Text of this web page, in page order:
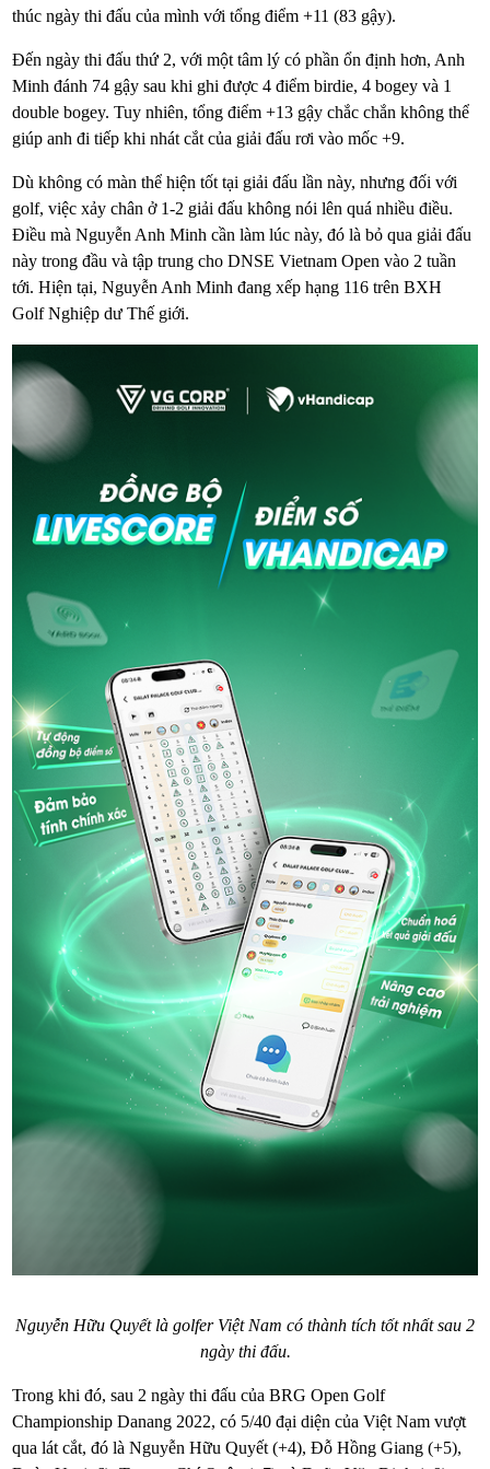
thúc ngày thi đấu của mình với tổng điểm +11 (83 gậy).
Đến ngày thi đấu thứ 2, với một tâm lý có phần ổn định hơn, Anh
Minh đánh 74 gậy sau khi ghi được 4 điểm birdie, 4 bogey và 1
double bogey. Tuy nhiên, tổng điểm +13 gậy chắc chắn không thể
giúp anh đi tiếp khi nhát cắt của giải đấu rơi vào mốc +9.
Dù không có màn thể hiện tốt tại giải đấu lần này, nhưng đối với
golf, việc xảy chân ở 1-2 giải đấu không nói lên quá nhiều điều.
Điều mà Nguyễn Anh Minh cần làm lúc này, đó là bỏ qua giải đấu
này trong đầu và tập trung cho DNSE Vietnam Open vào 2 tuần
tới. Hiện tại, Nguyễn Anh Minh đang xếp hạng 116 trên BXH
Golf Nghiệp dư Thế giới.
Nguyễn Hữu Quyết là golfer Việt Nam có thành tích tốt nhất sau 2
ngày thi đấu.
Trong khi đó, sau 2 ngày thi đấu của BRG Open Golf
Championship Danang 2022, có 5/40 đại diện của Việt Nam vượt
qua lát cắt, đó là Nguyễn Hữu Quyết (+4), Đỗ Hồng Giang (+5),